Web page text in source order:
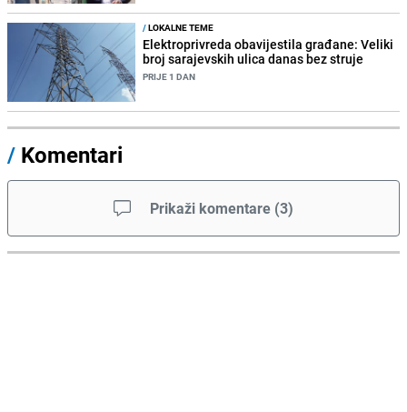
/LOKALNE TEME
Elektroprivreda obavijestila građane: Veliki
broj sarajevskih ulica danas bez struje
PRIJE 1 DAN
/ Komentari
Prikaži komentare (3)